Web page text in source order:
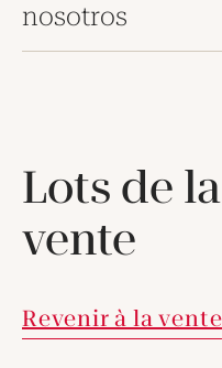
nosotros
Lots de
vente
Revenir à la vente